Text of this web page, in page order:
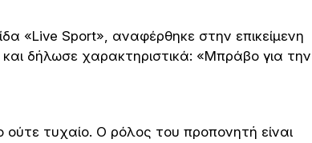
«Live Sport», αναφέρθηκε στην επικείμενη
δήλωσε χαρακτηριστικά: «Μπράβο για την
ούτε τυχαίο. Ο ρόλος του προπονητή είναι